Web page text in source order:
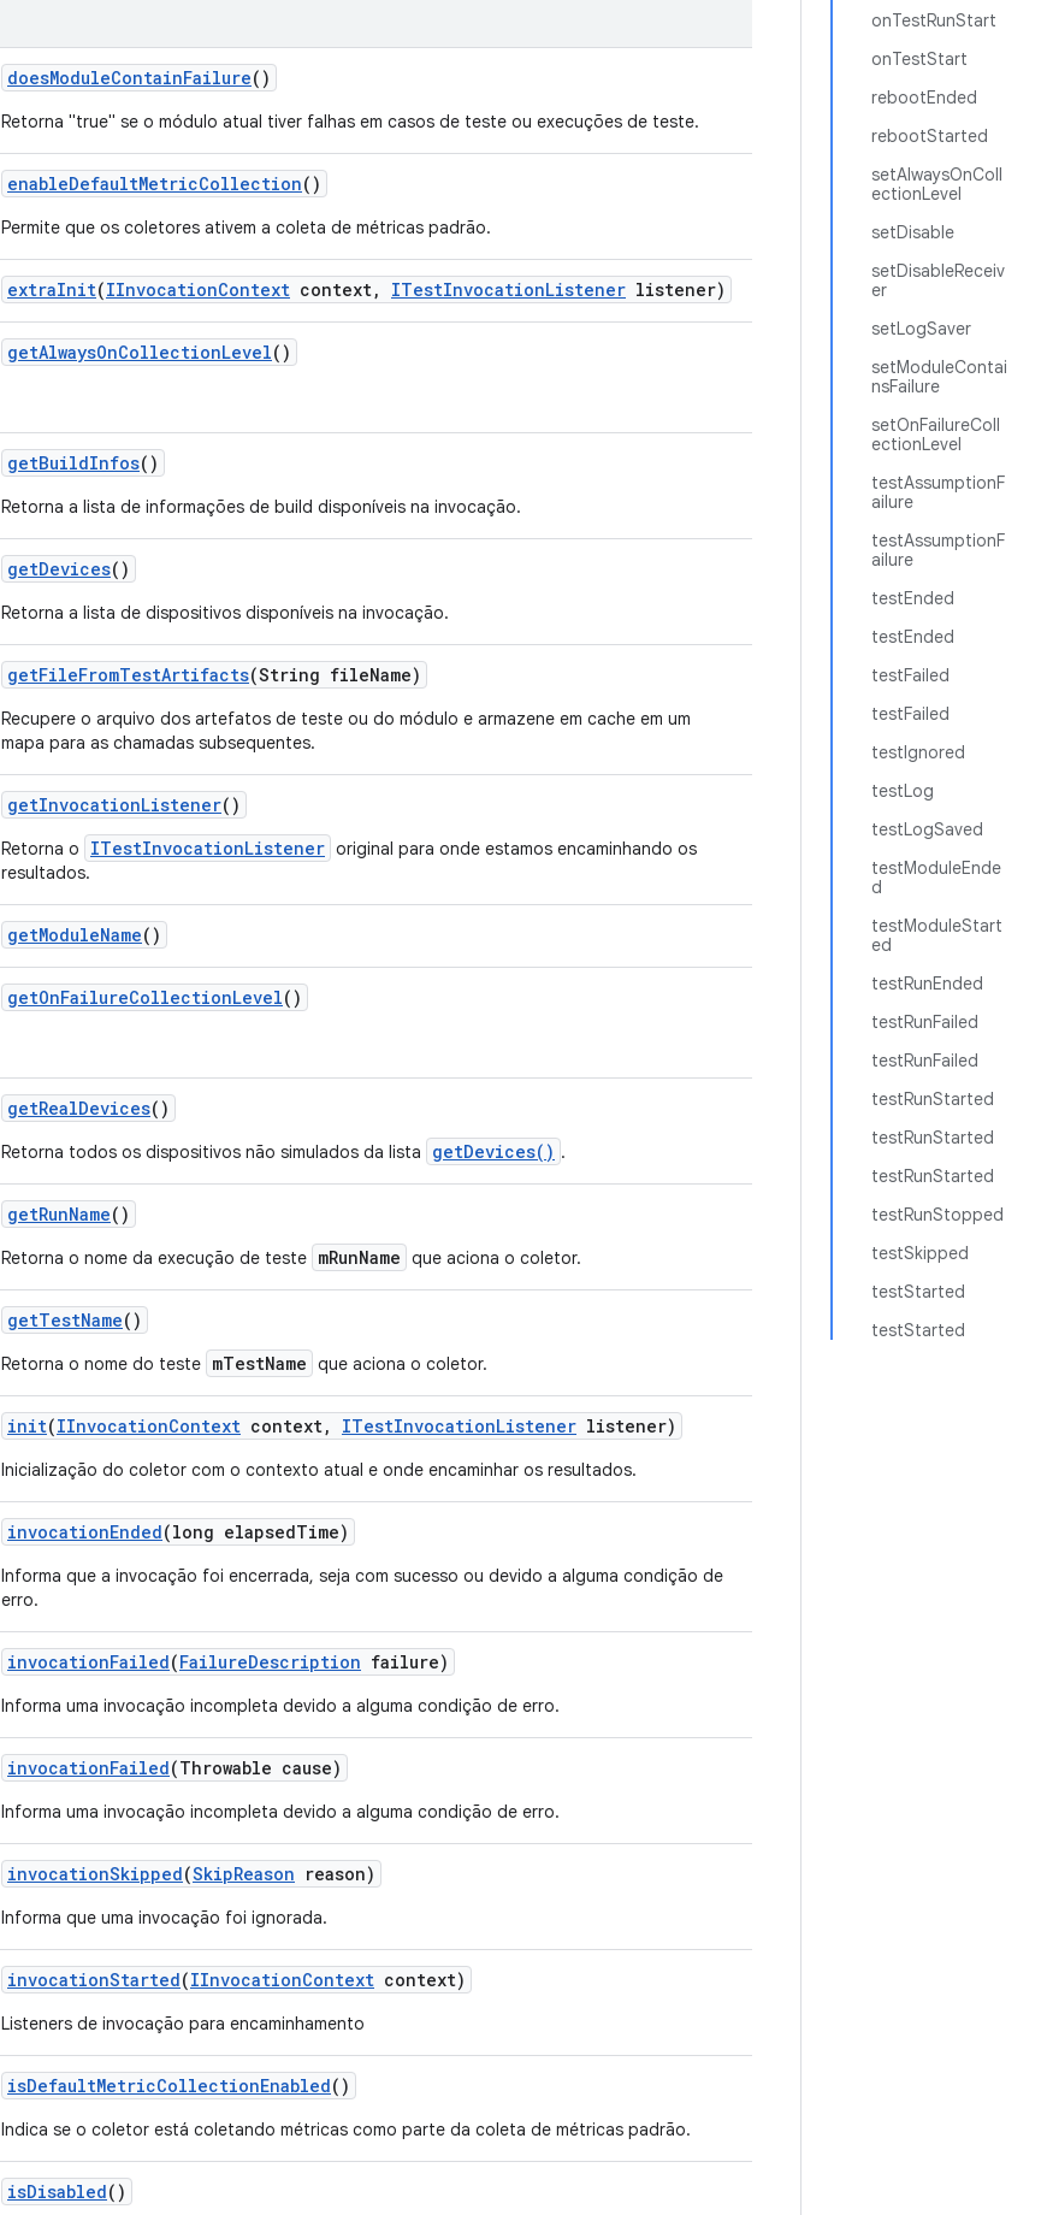
onTestRunStart
onTestStart
rebootEnded
rebootStarted
setAlwaysOnColl
ectionLevel
setDisable
setDisableReceiv
er
setLogSaver
setModuleContai
nsFailure
setOnFailureColl
ectionLevel
testAssumptionF
ailure
testAssumptionF
ailure
testEnded
testEnded
testFailed
testFailed
testIgnored
testLog
testLogSaved
testModuleEnde
d
testModuleStart
ed
testRunEnded
testRunFailed
testRunFailed
testRunStarted
testRunStarted
testRunStarted
testRunStopped
testSkipped
testStarted
testStarted
doesModuleContainFailure()
Retorna "true" se o módulo atual tiver falhas em casos de teste ou execuções de teste.
enableDefaultMetricCollection()
Permite que os coletores ativem a coleta de métricas padrão.
extraInit(IInvocationContext context, ITestInvocationListener listener)
getAlwaysOnCollectionLevel()
getBuildInfos()
Retorna a lista de informações de build disponíveis na invocação.
getDevices()
Retorna a lista de dispositivos disponíveis na invocação.
getFileFromTestArtifacts(String fileName)
Recupere o arquivo dos artefatos de teste ou do módulo e armazene em cache em um
mapa para as chamadas subsequentes.
getInvocationListener()
Retorna o ITestInvocationListener original para onde estamos encaminhando os
resultados.
getModuleName()
getOnFailureCollectionLevel()
getRealDevices()
Retorna todos os dispositivos não simulados da lista getDevices() .
getRunName()
Retorna o nome da execução de teste mRunName que aciona o coletor.
getTestName()
Retorna o nome do teste mTestName que aciona o coletor.
init(IInvocationContext context, ITestInvocationListener listener)
Inicialização do coletor com o contexto atual e onde encaminhar os resultados.
invocationEnded(long elapsedTime)
Informa que a invocação foi encerrada, seja com sucesso ou devido a alguma condição de
erro.
invocationFailed(FailureDescription failure)
Informa uma invocação incompleta devido a alguma condição de erro.
invocationFailed(Throwable cause)
Informa uma invocação incompleta devido a alguma condição de erro.
invocationSkipped(SkipReason reason)
Informa que uma invocação foi ignorada.
invocationStarted(IInvocationContext context)
Listeners de invocação para encaminhamento
isDefaultMetricCollectionEnabled()
Indica se o coletor está coletando métricas como parte da coleta de métricas padrão.
isDisabled()